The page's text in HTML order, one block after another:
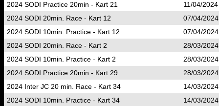
2024 SODI Practice 20min - Kart 21
11/04/
2024 SODI 20min. Race - Kart 12
07/04/
2024 SODI 10min. Practice - Kart 12
07/04/
2024 SODI 20min. Race - Kart 2
28/03/
2024 SODI 10min. Practice - Kart 2
28/03/
2024 SODI Practice 20min - Kart 29
28/03/
2024 Inter JC 20 min. Race - Kart 34
14/03/
2024 SODI 10min. Practice - Kart 34
14/03/